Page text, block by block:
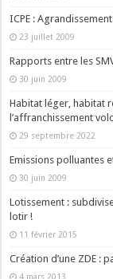
ICPE :
23 juillet 2009
Rapports entre les
30 juin 2009
Habitat léger, habitat
l’affranchissement
29 septembre 2022
Emissions polluantes
30 juin 2009
Lotissement :
lotir !
11 février 2015
Création d’une ZDE :
4 mars 2013